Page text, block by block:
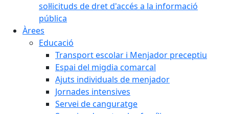
sol·licituds de dret d'accés a la informació
pública
Àrees
Educació
Transport escolar i Menjador preceptiu
Espai del migdia comarcal
Ajuts individuals de menjador
Jornades intensives
Servei de canguratge